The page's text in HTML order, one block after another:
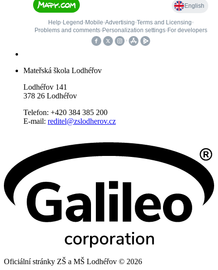
Mateřská škola Lodhéřov
Lodhéřov 141
378 26 Lodhéřov
Telefon: +420 384 385 200
E-mail: reditel@zslodherov.cz
Oficiální stránky ZŠ a MŠ Lodhéřov © 2026